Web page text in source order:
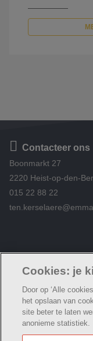
Contacteer ons
Boonmarkt 27
2220 Heist-op-den-
015 22 88 22
© Woonzorg Emmaüs
Cookie verklaring
Cookies: je
Door op ‘Alle
het opslaan van
site beter te laten
anonieme statistiek.